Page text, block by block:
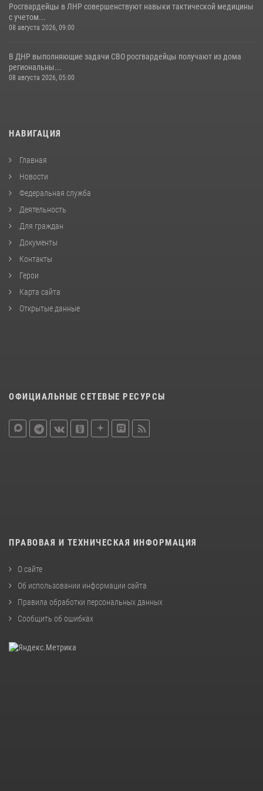
Росгвардейцы в ЛНР совершенствуют навыки тактической медицины
с учетом...
08 августа 2026, 09:00
В ДНР выполняющие задачи СВО росгвардейцы получают из дома
региональны...
08 августа 2026, 05:00
НАВИГАЦИЯ
Главная
Новости
Федеральная служба
Деятельность
Для граждан
Документы
Контакты
Герои
Карта сайта
Открытые данные
ОФИЦИАЛЬНЫЕ СЕТЕВЫЕ РЕСУРСЫ
ПРАВОВАЯ И ТЕХНИЧЕСКАЯ ИНФОРМАЦИЯ
О сайте
Об использовании информации сайта
Правила обработки персональных данных
Сообщить об ошибках